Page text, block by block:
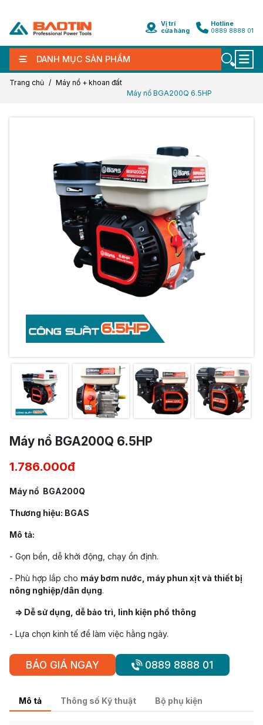
Vị trí
cửa hàng
Hotline
0889 8888 01
DANH MỤC SẢN PHẨM
Trang chủ
Máy nổ + khoan đất
Máy nổ BGA200Q 6.5HP
Máy nổ BGA200Q 6.5HP
1.786.000đ
Máy nổ BGA200Q
Thương hiệu: BGAS
Mô tả:
- Gọn bền, dễ khởi động, chạy ổn định.
- Phù hợp lắp cho máy bơm nước, máy phun xịt và thiết bị
nông nghiệp/dân dụng.
=> Dễ sử dụng, dễ bảo trì, linh kiện phổ thông
- Lựa chọn kinh tế để làm việc hằng ngày.
BÁO GIÁ NGAY 0889 8888 01
Mô tả Thông số Kỹ thuật Bộ phụ kiện